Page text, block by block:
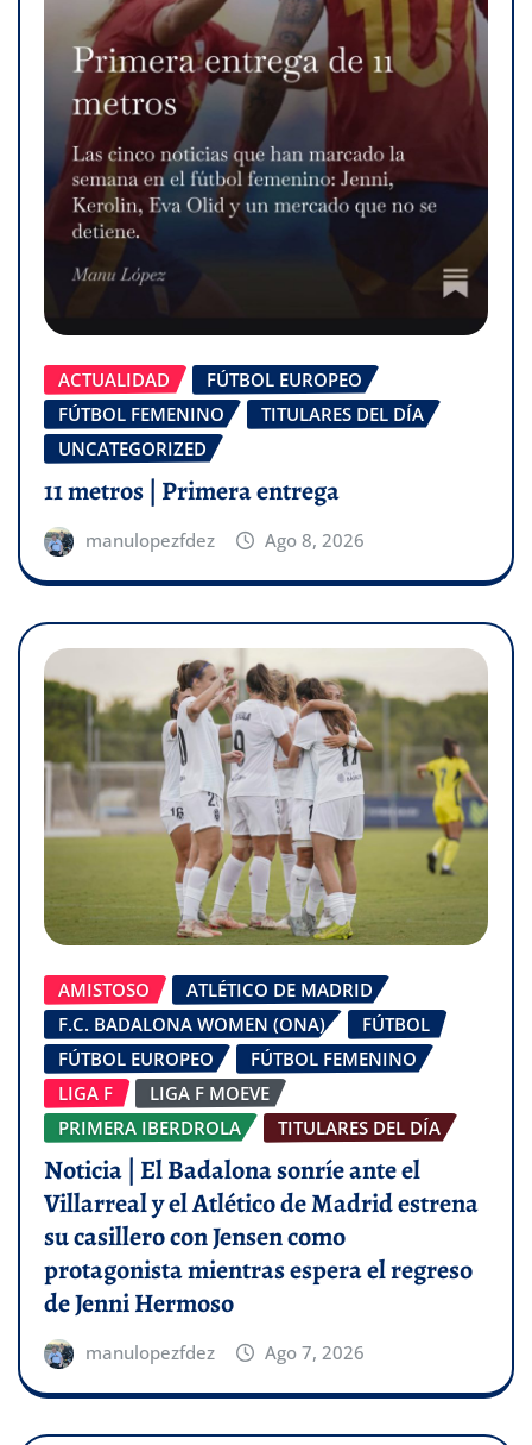
ACTUALIDAD
FÚTBOL EUROPEO
FÚTBOL FEMENINO
TITULARES DEL DÍA
UNCATEGORIZED
11 metros | Primera entrega
manulopezfdez Ago 8, 2026
AMISTOSO
ATLÉTICO DE MADRID
F.C. BADALONA WOMEN (ONA)
FÚTBOL
FÚTBOL EUROPEO
FÚTBOL FEMENINO
LIGA F
LIGA F MOEVE
PRIMERA IBERDROLA
TITULARES DEL DÍA
Noticia | El Badalona sonríe ante el
Villarreal y el Atlético de Madrid estrena
su casillero con Jensen como
protagonista mientras espera el regreso
de Jenni Hermoso
manulopezfdez Ago 7, 2026